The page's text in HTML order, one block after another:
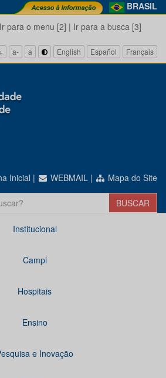
BRASIL
Ir para o menu [2] | Ir para a busca [3]
a- a English Español Français
Inicial | WEBMAIL | Mapa do Site
Institucional
Campi
Hospitais
Ensino
e Inovação